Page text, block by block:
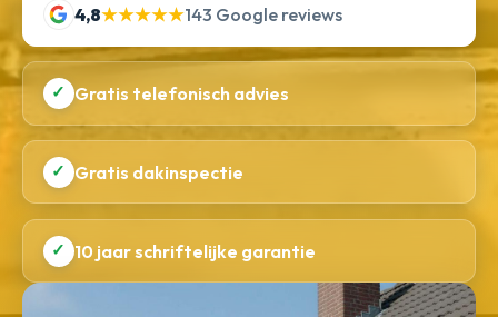
4,8★★★★★143 Google reviews
✓ Gratis telefonisch advies
✓ Gratis dakinspectie
✓ 10 jaar schriftelijke garantie